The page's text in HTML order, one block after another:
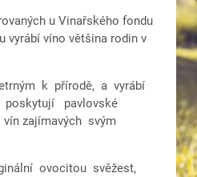
u Vinařského fondu
vyrábí víno většina rodin v
k přírodě, a vyrábí
poskytují pavlovské
zajímavých svým
ovocitou svěžest,